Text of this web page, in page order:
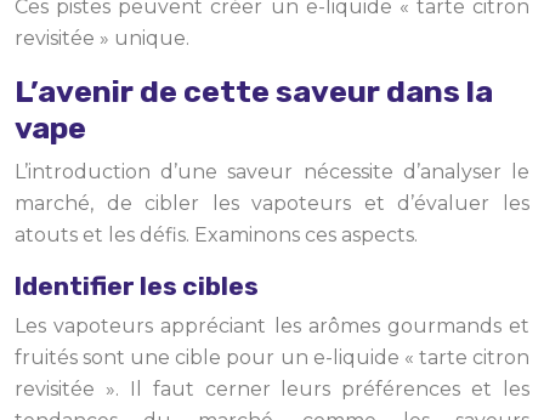
Ces pistes peuvent créer un e-liquide « tarte citron
revisitée » unique.
L’avenir de cette saveur dans la
vape
L’introduction d’une saveur nécessite d’analyser le
marché, de cibler les vapoteurs et d’évaluer les
atouts et les défis. Examinons ces aspects.
Identifier les cibles
Les vapoteurs appréciant les arômes gourmands et
fruités sont une cible pour un e-liquide « tarte citron
revisitée ». Il faut cerner leurs préférences et les